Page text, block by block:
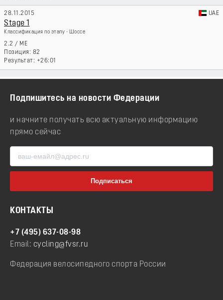
28.11.2015 UAE
Stage 1
Классификация по этапу - Шоссе
2.2 / ME
82
+26:01
Подпишитесь на новости Федерации
и начните получать всю актуальную информацию
прямо сейчас
КОНТАКТЫ
+7 (495) 637-08-98
Email: cycling@fvsr.ru
Федерация велосипедного спорта России